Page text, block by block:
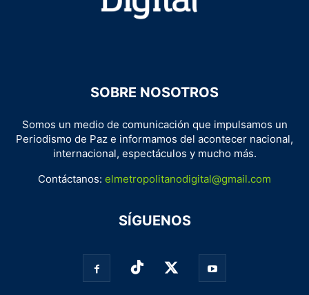
SOBRE NOSOTROS
Somos un medio de comunicación que impulsamos un
Periodismo de Paz e informamos del acontecer nacional,
internacional, espectáculos y mucho más.
Contáctanos: elmetropolitanodigital@gmail.com
SÍGUENOS